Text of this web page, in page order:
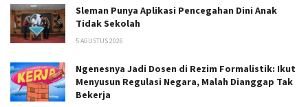
Sleman Punya Aplikasi Pencegahan Dini Anak
Tidak Sekolah
5 AGUSTUS 2026
Ngenesnya Jadi Dosen di Rezim Formalistik: Ikut
Menyusun Regulasi Negara, Malah Dianggap Tak
Bekerja